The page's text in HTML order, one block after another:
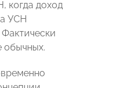
когда доход
УСН
обычных.